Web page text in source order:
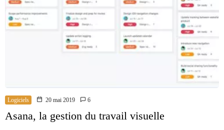
Logiciels 20 mai 2019 6
Asana, la gestion du travail visuelle